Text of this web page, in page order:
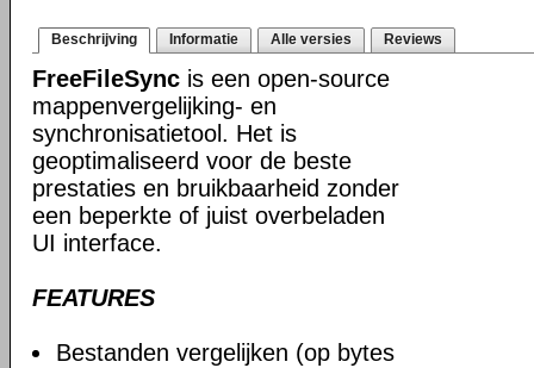
Beschrijving Informatie Alle versies Reviews
FreeFileSync is een open-source
mappenvergelijking- en
synchronisatietool. Het is
geoptimaliseerd voor de beste
prestaties en bruikbaarheid zonder
een beperkte of juist overbeladen
UI interface.
FEATURES
Bestanden vergelijken (op bytes